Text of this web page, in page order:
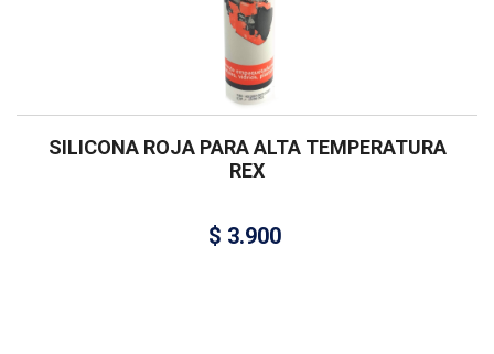
SILICONA ROJA PARA ALTA TEMPERATURA
REX
$ 3.900